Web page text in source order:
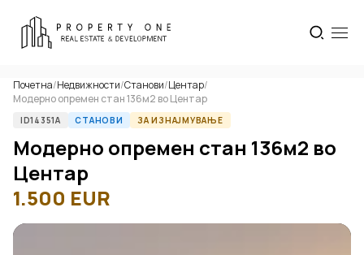
Почетна/Недвижности/Станови/Центар/
Модерно опремен стан 136м2 во Центар
ID14351A СТАНОВИ ЗА ИЗНАЈМУВАЊЕ
Модерно опремен стан 136м2 во
Центар
1.500 EUR